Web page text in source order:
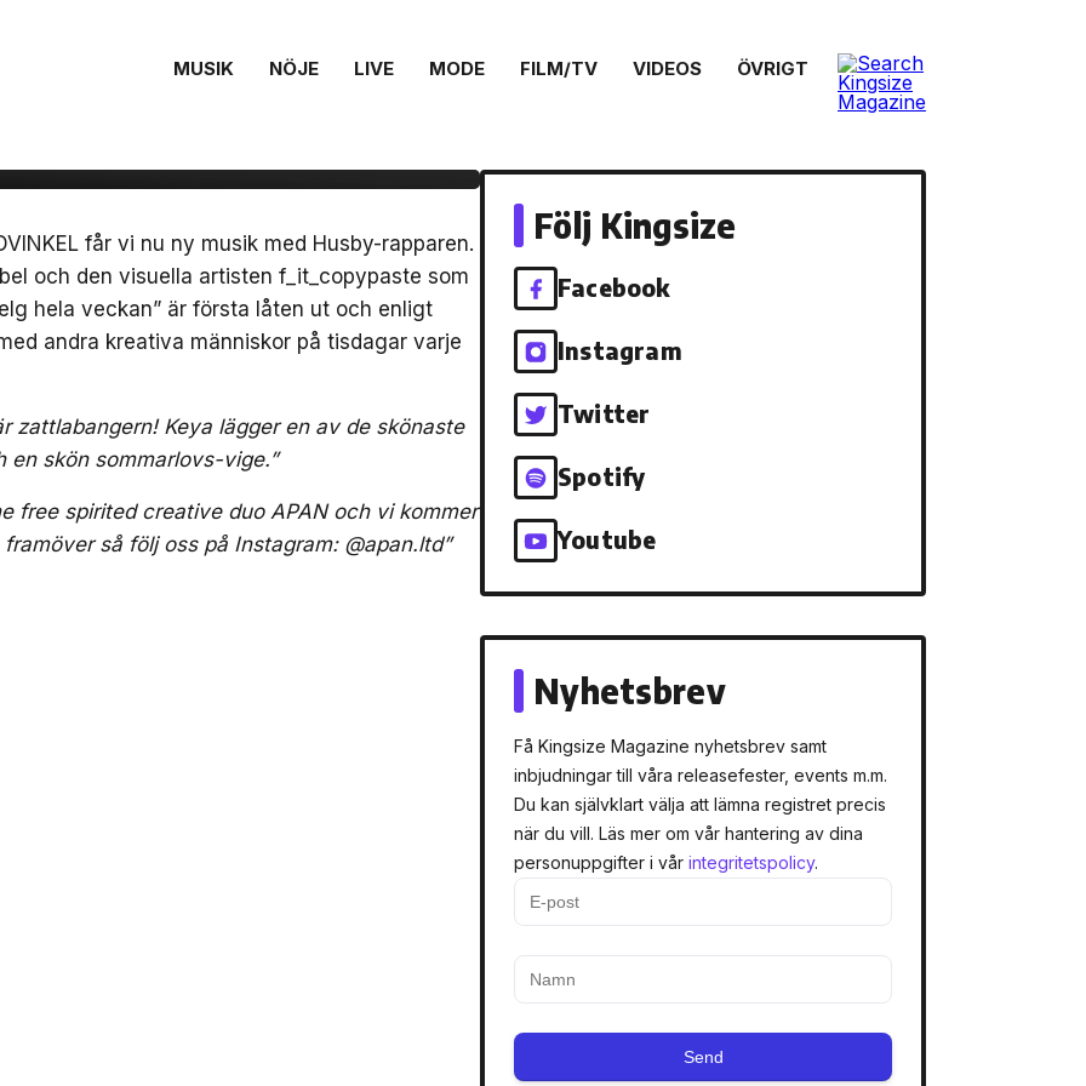
MUSIK NÖJE LIVE MODE FILM/TV VIDEOS ÖVRIGT
”Helg hela
får vi nu ny musik med Husby-rapparen.
och den visuella artisten f_it_copypaste som
hela veckan” är första låten ut och enligt
andra kreativa människor på tisdagar varje
zattlabangern! Keya lägger en av de skönaste
en skön sommarlovs-vige.”
free spirited creative duo APAN och vi kommer
så följ oss på Instagram: @apan.ltd”
Följ Kingsize
Facebook
Instagram
Twitter
Spotify
Youtube
Nyhetsbrev
Få Kingsize Magazine nyhetsbrev samt
inbjudningar till våra releasefester, events m.m.
Du kan självklart välja att lämna registret precis
när du vill. Läs mer om vår hantering av dina
personuppgifter i vår integritetspolicy.
Send